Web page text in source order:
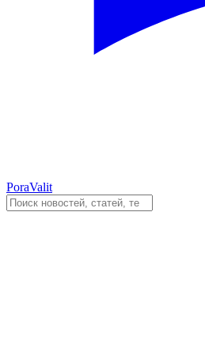
PoraValit